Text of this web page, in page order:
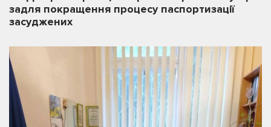
задля покращення процесу паспортизації
засуджених